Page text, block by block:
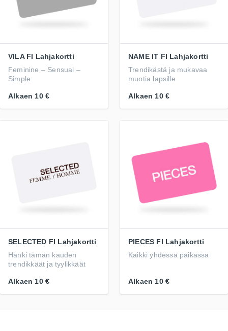
VILA FI Lahjakortti
Feminine – Sensual –
Simple
Alkaen 10 €
NAME IT FI Lahjakortti
Trendikästä ja mukavaa
muotia lapsille
Alkaen 10 €
SELECTED FI Lahjakortti
Hanki tämän kauden
trendikkäät ja tyylikkäät
Alkaen 10 €
PIECES FI Lahjakortti
Kaikki yhdessä paikassa
Alkaen 10 €